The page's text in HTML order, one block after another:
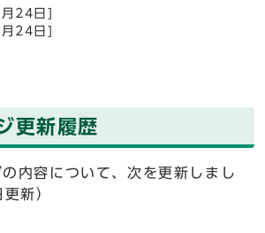
24日]
24日]
更新履歴
内容について、次を更新しまし
新）